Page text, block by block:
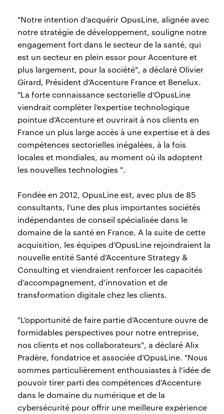
"Notre intention d’acquérir OpusLine, alignée avec
notre stratégie de développement, souligne notre
engagement fort dans le secteur de la santé, qui
est un secteur en plein essor pour Accenture et
plus largement, pour la société", a déclaré Olivier
Girard, Président d’Accenture France et Benelux.
"La forte connaissance sectorielle d’OpusLine
viendrait compléter l’expertise technologique
pointue d’Accenture et ouvrirait à nos clients en
France un plus large accès à une expertise et à des
compétences sectorielles inégalées, à la fois
locales et mondiales, au moment où ils adoptent
les nouvelles technologies ".
Fondée en 2012, OpusLine est, avec plus de 85
consultants, l’une des plus importantes sociétés
indépendantes de conseil spécialisée dans le
domaine de la santé en France. A la suite de cette
acquisition, les équipes d’OpusLine rejoindraient la
nouvelle entité Santé d’Accenture Strategy &
Consulting et viendraient renforcer les capacités
d’accompagnement, d’innovation et de
transformation digitale chez les clients.
"L’opportunité de faire partie d’Accenture ouvre de
formidables perspectives pour notre entreprise,
nos clients et nos collaborateurs", a déclaré Alix
Pradère, fondatrice et associée d’OpusLine. "Nous
sommes particulièrement enthousiastes à l’idée de
pouvoir tirer parti des compétences d’Accenture
dans le domaine du numérique et de la
cybersécurité pour offrir une meilleure expérience